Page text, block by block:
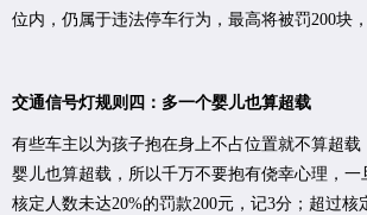
位内，仍属于违法停车行为，最高将被罚200块，
交通信号灯规则四：多一个婴儿也算超载
有些车主以为孩子抱在身上不占位置就不算超
婴儿也算超载，所以千万不要抱有侥幸心理，一
核定人数未达20%的罚款200元，记3分；超过核